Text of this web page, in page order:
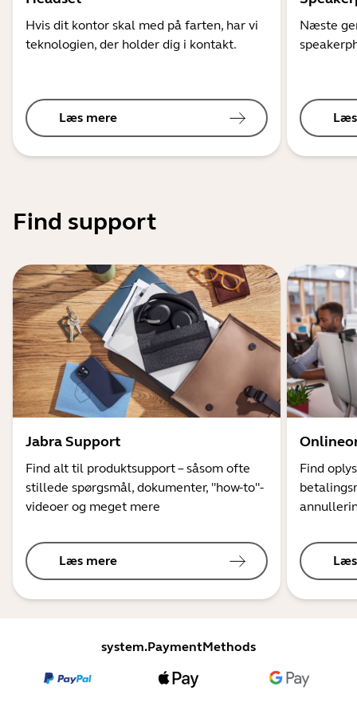
Hvis dit kontor skal med på farten, har vi
teknologien, der holder dig i kontakt.
Læs mere
Næste
Find support
Jabra Support
Find alt til produktsupport – såsom ofte
stillede spørgsmål, dokumenter, "how-to"-
videoer og meget mere
Læs mere
Find
system.PaymentMethods